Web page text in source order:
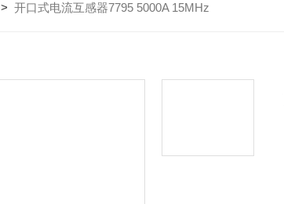
>开口式电流互感器7795 5000A 15MHz